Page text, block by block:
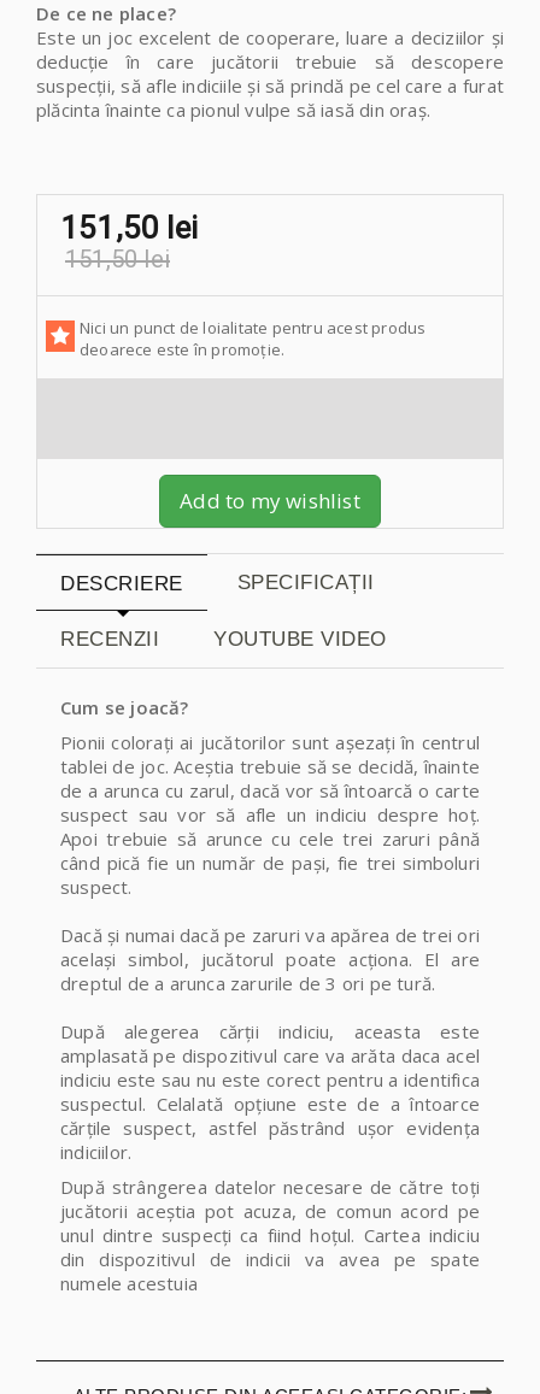
De ce ne place?
Este un joc excelent de cooperare, luare a deciziilor și
deducție în care jucătorii trebuie să descopere
suspecții, să afle indiciile și să prindă pe cel care a furat
plăcinta înainte ca pionul vulpe să iasă din oraș.
151,50 lei
151,50 lei
Nici un punct de loialitate pentru acest produs
deoarece este în promoție.
Add to my wishlist
DESCRIERE SPECIFICAȚII
RECENZII YOUTUBE VIDEO
Cum se joacă?
Pionii colorați ai jucătorilor sunt așezați în centrul
tablei de joc. Aceștia trebuie să se decidă, înainte
de a arunca cu zarul, dacă vor să întoarcă o carte
suspect sau vor să afle un indiciu despre hoț.
Apoi trebuie să arunce cu cele trei zaruri până
când pică fie un număr de pași, fie trei simboluri
suspect.
Dacă și numai dacă pe zaruri va apărea de trei ori
același simbol, jucătorul poate acționa. El are
dreptul de a arunca zarurile de 3 ori pe tură.
După alegerea cărții indiciu, aceasta este
amplasată pe dispozitivul care va arăta daca acel
indiciu este sau nu este corect pentru a identifica
suspectul. Celalată opțiune este de a întoarce
cărțile suspect, astfel păstrând ușor evidența
indiciilor.
După strângerea datelor necesare de către toți
jucătorii aceștia pot acuza, de comun acord pe
unul dintre suspecți ca fiind hoțul. Cartea indiciu
din dispozitivul de indicii va avea pe spate
numele acestuia